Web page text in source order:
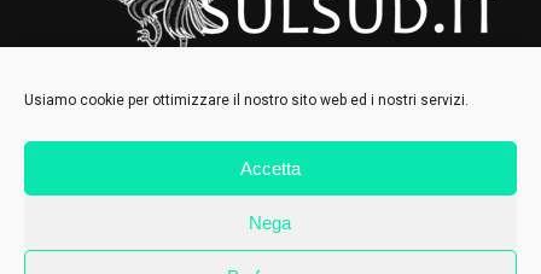
Usiamo cookie per ottimizzare il nostro sito web ed i nostri servizi.
Accetta
Nega